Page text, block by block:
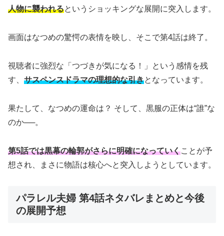
人物に襲われるというショッキングな展開に突入します。
画面はなつめの驚愕の表情を映し、そこで第4話は終了。
視聴者に強烈な「つづきが気になる！」という感情を残
す、 サスペンスドラマの理想的な引きとなっています。
果たして、なつめの運命は？ そして、黒服の正体は“誰”な
のか──。
第5話では黒幕の輪郭がさらに明確になっていくことが予
想され、まさに物語は核心へと突入しようとしています。
パラレル夫婦 第4話ネタバレまとめと今後
の展開予想